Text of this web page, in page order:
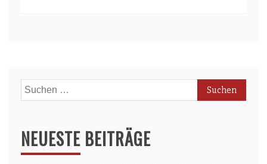
Suchen
nach:
NEUESTE BEITRÄGE